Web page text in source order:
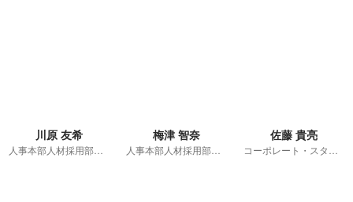
川原 友希
人事本部人材採用部新卒採用グループ
梅津 智奈
人事本部人材採用部新卒採用グループ
佐藤 貴亮